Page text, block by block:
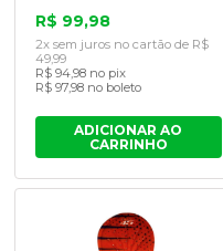
R$ 99,98
2x sem juros no cartão de R$
49,99
R$ 94,98 no pix
R$ 97,98 no boleto
ADICIONAR AO
CARRINHO